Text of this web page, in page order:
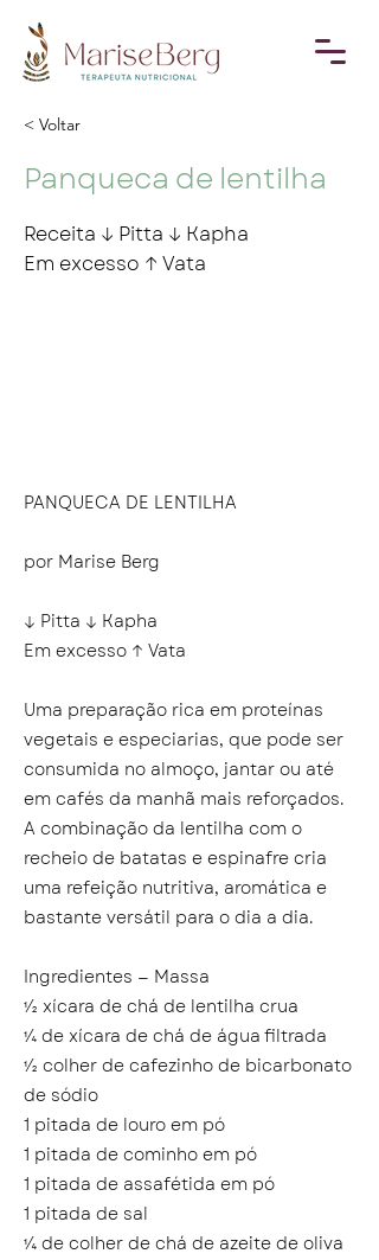
< Voltar
Panqueca de lentilha
Receita ↓ Pitta ↓ Kapha
Em excesso ↑ Vata
PANQUECA DE LENTILHA
por Marise Berg
↓ Pitta ↓ Kapha
Em excesso ↑ Vata
Uma preparação rica em proteínas
vegetais e especiarias, que pode ser
consumida no almoço, jantar ou até
em cafés da manhã mais reforçados.
A combinação da lentilha com o
recheio de batatas e espinafre cria
uma refeição nutritiva, aromática e
bastante versátil para o dia a dia.
Ingredientes — Massa
½ xícara de chá de lentilha crua
¼ de xícara de chá de água filtrada
½ colher de cafezinho de bicarbonato
de sódio
1 pitada de louro em pó
1 pitada de cominho em pó
1 pitada de assafétida em pó
1 pitada de sal
¼ de colher de chá de azeite de oliva